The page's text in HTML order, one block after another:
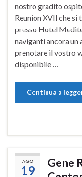
nostro gradito
Reunion XVII che si
presso Hotel
naviganti ancora un
prenotare il vostro
disponibile …
Continua a
AGO
19
Gene